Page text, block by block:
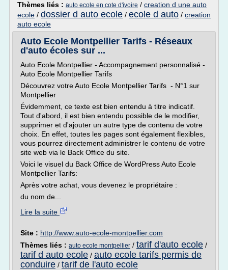
Thèmes liés : auto ecole en cote d'ivoire / creation d une auto
ecole / dossier d auto ecole / ecole d auto / creation
auto ecole
Auto Ecole Montpellier Tarifs - Réseaux
d'auto écoles sur ...
Auto Ecole Montpellier - Accompagnement personnalisé -
Auto Ecole Montpellier Tarifs
Découvrez votre Auto Ecole Montpellier Tarifs - N°1 sur
Montpellier
Évidemment, ce texte est bien entendu à titre indicatif.
Tout d'abord, il est bien entendu possible de le modifier,
supprimer et d'ajouter un autre type de contenu de votre
choix. En effet, toutes les pages sont également flexibles,
vous pourrez directement administrer le contenu de votre
site web via le Back Office du site.
Voici le visuel du Back Office de WordPress Auto Ecole
Montpellier Tarifs:
Après votre achat, vous devenez le propriétaire :
du nom de...
Lire la suite
Site : http://www.auto-ecole-montpellier.com
Thèmes liés : auto ecole montpellier / tarif d'auto ecole /
tarif d auto ecole / auto ecole tarifs permis de
conduire / tarif de l'auto ecole